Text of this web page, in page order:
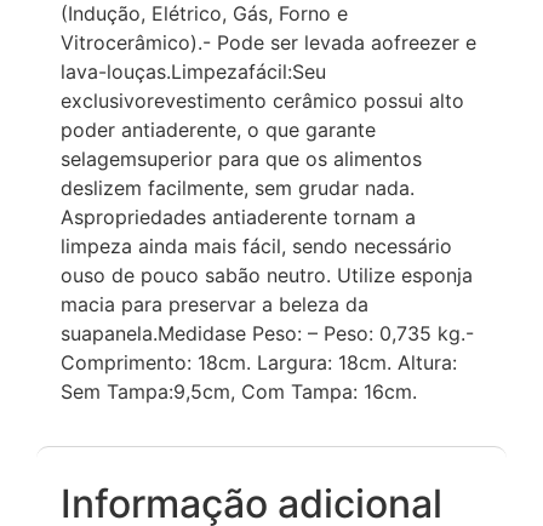
(Indução, Elétrico, Gás, Forno e
Vitrocerâmico).- Pode ser levada aofreezer e
lava-louças.Limpezafácil:Seu
exclusivorevestimento cerâmico possui alto
poder antiaderente, o que garante
selagemsuperior para que os alimentos
deslizem facilmente, sem grudar nada.
Aspropriedades antiaderente tornam a
limpeza ainda mais fácil, sendo necessário
ouso de pouco sabão neutro. Utilize esponja
macia para preservar a beleza da
suapanela.Medidase Peso: – Peso: 0,735 kg.-
Comprimento: 18cm. Largura: 18cm. Altura:
Sem Tampa:9,5cm, Com Tampa: 16cm.
Informação adicional